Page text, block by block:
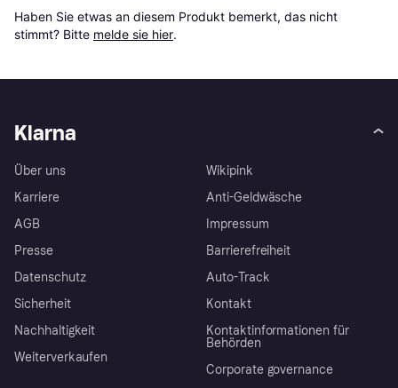
Haben Sie etwas an diesem Produkt bemerkt, das nicht
stimmt? Bitte melde sie hier.
Klarna
Über uns
Karriere
AGB
Presse
Datenschutz
Sicherheit
Nachhaltigkeit
Weiterverkaufen
Wikipink
Anti-Geldwäsche
Impressum
Barrierefreiheit
Auto-Track
Kontakt
Kontaktinformationen für
Behörden
Corporate governance